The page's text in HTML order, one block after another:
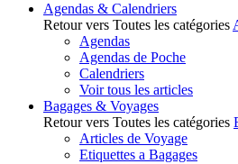
Agendas & Calendriers
Retour vers Toutes les catégories
Agendas
Agendas de Poche
Calendriers
Voir tous les articles
Bagages & Voyages
Retour vers Toutes les catégories
Articles de Voyage
Etiquettes a Bagages